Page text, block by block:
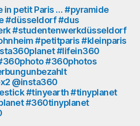
werbungunbezahlt
#insta360onex2
@insta360
#invisibleselfiestick
#tinyearth
#tinyplanet
#tinyearth360
in petit Paris … #pyramide
#düsseldorf #dus
#studentenwerkdüsseldorf
#petitparis #kleinparis
#lifein360
#360photos
@insta360
#tinyearth #tinyplanet
#360tinyplanet